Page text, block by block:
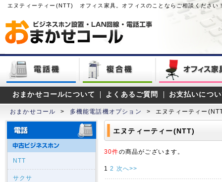
エヌティーティー(NTT) オフィス家具。オフィスのことならご相談ください
おまかせコールについて よくあるご質問 お支払いにつ
おまかせコール > 多機能電話機オプション > エヌティーティー
NTT
サクサ
エヌティーティー(NTT)
30件の商品がございます。
1 2 次へ>>